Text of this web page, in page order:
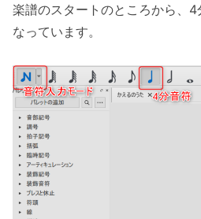
楽譜のスタートのところから、
なっています。